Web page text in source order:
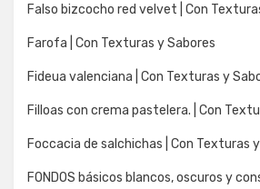
Falso bizcocho red velvet | Con
Farofa | Con Texturas y Sabores
Fideua valenciana | Con Texturas y
Filloas con crema pastelera. | Con
Foccacia de salchichas | Con Texturas
FONDOS básicos blancos, oscuros y